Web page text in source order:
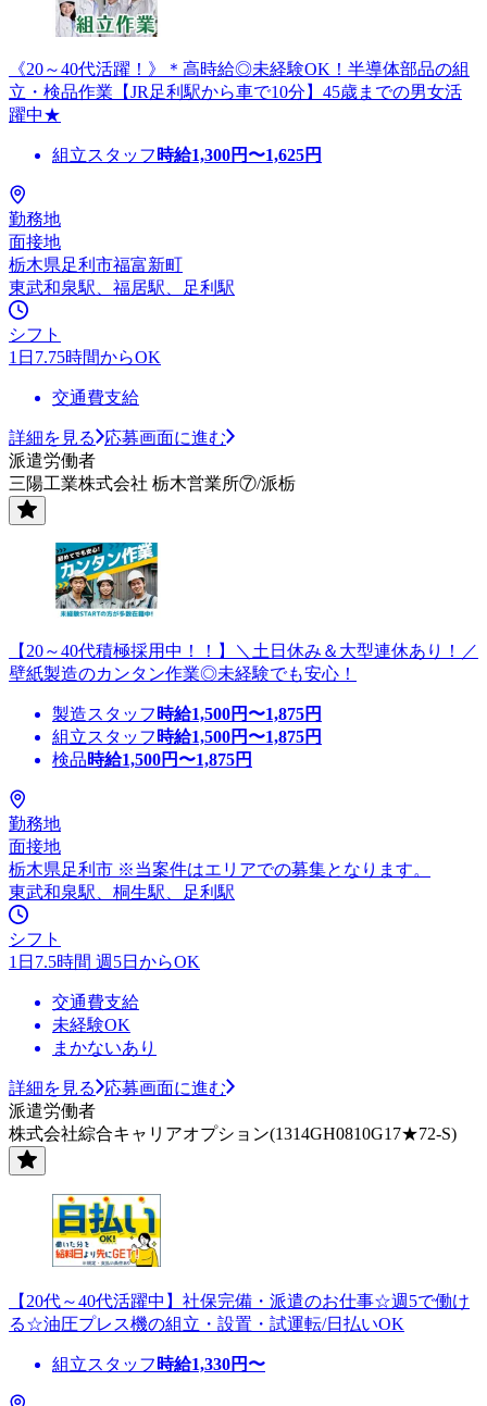
《20～40代活躍！》＊高時給◎未経験OK！半導体部品の組
立・検品作業【JR足利駅から車で10分】45歳までの男女活
躍中★
組立スタッフ 時給1,300円〜1,625円
勤務地
面接地
栃木県足利市福富新町
東武和泉駅、福居駅、足利駅
シフト
1日7.75時間からOK
交通費支給
詳細を見る
応募画面に進む
派遣労働者
三陽工業株式会社 栃木営業所⑦/派栃
【20～40代積極採用中！！】＼土日休み＆大型連休あり！／
壁紙製造のカンタン作業◎未経験でも安心！
製造スタッフ 時給1,500円〜1,875円
組立スタッフ 時給1,500円〜1,875円
検品時給1,500円〜1,875円
勤務地
面接地
栃木県足利市 ※当案件はエリアでの募集となります。
東武和泉駅、桐生駅、足利駅
シフト
1日7.5時間 週5日からOK
交通費支給
未経験OK
まかないあり
詳細を見る
応募画面に進む
派遣労働者
株式会社綜合キャリアオプション(1314GH0810G17★72-S)
【20代～40代活躍中】社保完備・派遣のお仕事☆週5で働け
る☆油圧プレス機の組立・設置・試運転/日払いOK
組立スタッフ 時給1,330円〜